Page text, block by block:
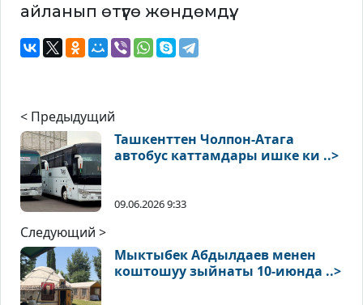
айланып өтүүгө жөндөмдүү.
< Предыдущий
Ташкенттен Чолпон-Атага
автобус каттамдары ишке ки ..>
09.06.2026 9:33
Следующий >
Мыктыбек Абдылдаев менен
коштошуу зыйнаты 10-июнда ..>